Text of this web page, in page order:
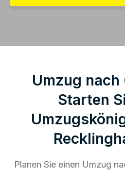
Umzug nach
Starten
Planen Sie einen Umzug